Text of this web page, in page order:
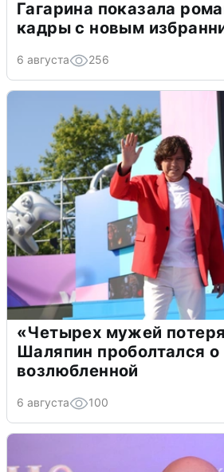
Гагарина показала
кадры с новым
6 августа 256
«Четырех мужей
Шаляпин проболтался о
возлюбленной
6 августа 100